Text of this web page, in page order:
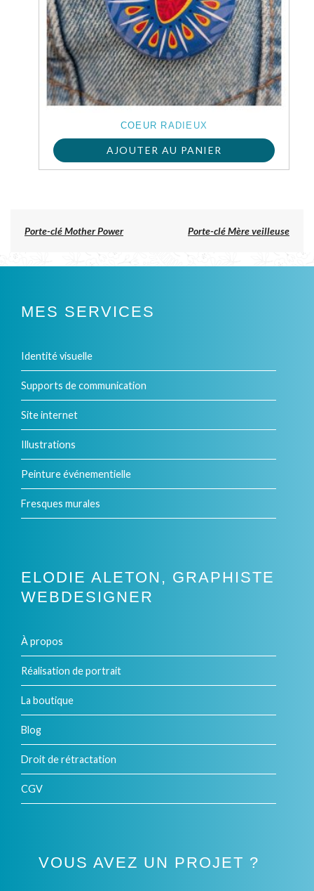
COEUR RADIEUX
AJOUTER AU PANIER
NAVIGATION
L’ARTICLE
Previous
Porte-clé Mother Power Porte-clé Mère veilleuse
MES SERVICES
Identité visuelle
Supports de communication
Site internet
Illustrations
Peinture événementielle
Fresques murales
ELODIE ALETON, GRAPHISTE
WEBDESIGNER
À propos
Réalisation de portrait
La boutique
Blog
Droit de rétractation
CGV
VOUS AVEZ UN PROJET ?